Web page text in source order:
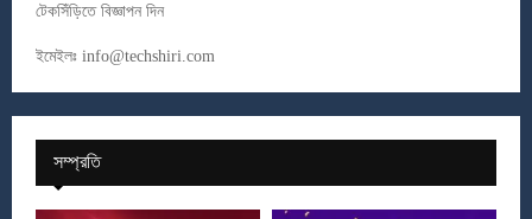
টেকসিঁড়িতে বিজ্ঞাপন দিন
ইমেইলঃ info@techshiri.com
সম্প্রতি